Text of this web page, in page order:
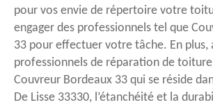
pour vos envie de répertoire votre
engager des professionnels tel que
33 pour effectuer votre tâche. En plus,
professionnels de réparation de
Couvreur Bordeaux 33 qui se réside
De Lisse 33330, l’étanchéité et la